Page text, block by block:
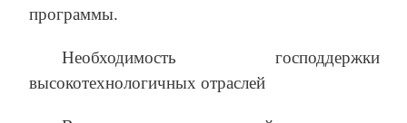
программы.
Необходимость господдержки
высокотехнологичных отраслей